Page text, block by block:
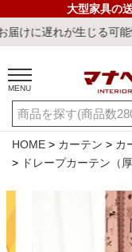
大型家具の
生じる可能性がござ
MENU
ご利用ガイド
店舗一覧
よくある質問
キーワード・商品番号
HOME カーテン
カ
ドレープカーテン（厚